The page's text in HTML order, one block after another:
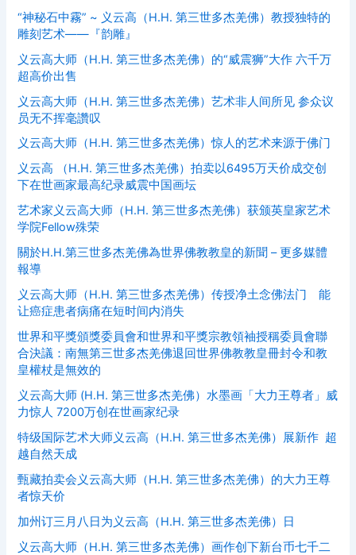
“神秘石中霧” ~ 义云高（H.H. 第三世多杰羌佛）教授独特的
雕刻艺术——『韵雕』
义云高大师（H.H. 第三世多杰羌佛）的“威震狮”大作 六千万
超高价出售
义云高大师（H.H. 第三世多杰羌佛）艺术非人间所见 参众议
员无不挥毫讚叹
义云高大师（H.H. 第三世多杰羌佛）惊人的艺术来源于佛门
义云高 （H.H. 第三世多杰羌佛）拍卖以6495万天价成交创
下在世画家最高纪录威震中国画坛
艺术家义云高大师（H.H. 第三世多杰羌佛）获颁英皇家艺术
学院Fellow殊荣
關於H.H.第三世多杰羌佛為世界佛教教皇的新聞 – 更多媒體
報導
义云高大师（H.H. 第三世多杰羌佛）传授净土念佛法门 能
让癌症患者病痛在短时间内消失
世界和平獎頒獎委員會和世界和平獎宗教領袖授稱委員會聯
合決議：南無第三世多杰羌佛退回世界佛教教皇冊封令和教
皇權杖是無效的
义云高大师 (H.H. 第三世多杰羌佛）水墨画「大力王尊者」威
力惊人 7200万创在世画家纪录
特级国际艺术大师义云高（H.H. 第三世多杰羌佛）展新作 超
越自然天成
甄藏拍卖会义云高大师（H.H. 第三世多杰羌佛）的大力王尊
者惊天价
加州订三月八日为义云高（H.H. 第三世多杰羌佛）日
义云高大师（H.H. 第三世多杰羌佛）画作创下新台币七千二